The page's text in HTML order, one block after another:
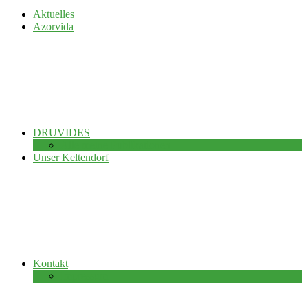
Aktuelles
Azorvida
DRUVIDES
Unser Keltendorf
Kontakt